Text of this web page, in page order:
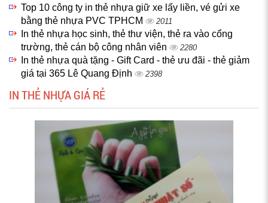
Top 10 công ty in thẻ nhựa giữ xe lấy liền, vé gửi xe
bằng thẻ nhựa PVC TPHCM
2011
In thẻ nhựa học sinh, thẻ thư viện, thẻ ra vào cổng
trường, thẻ cán bộ công nhân viên
2280
In thẻ nhựa quà tặng - Gift Card - thẻ ưu đãi - thẻ giảm
giá tại 365 Lê Quang Định
2398
IN THẺ NHỰA GIÁ RẺ